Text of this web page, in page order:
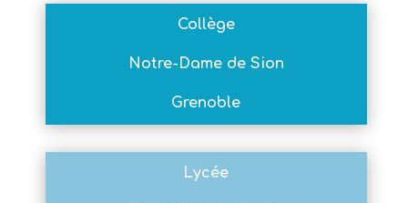
Collège
Notre-Dame de Sion
Grenoble
Lycée